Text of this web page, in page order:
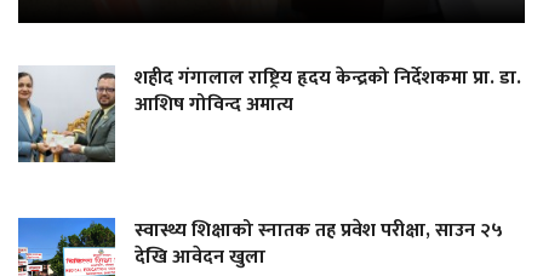
शहीद गंगालाल राष्ट्रिय हृदय केन्द्रको निर्देशकमा प्रा. डा.
आशिष गोविन्द अमात्य
स्वास्थ्य शिक्षाको स्नातक तह प्रवेश परीक्षा, साउन २५
देखि आवेदन खुला